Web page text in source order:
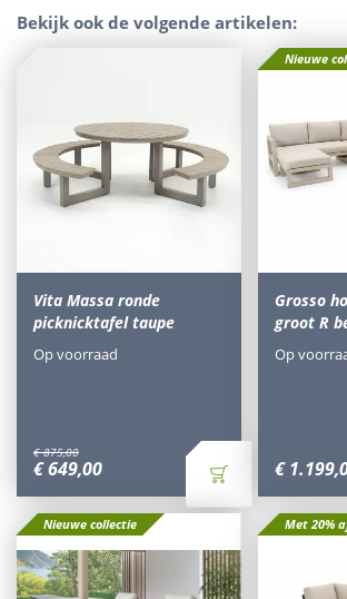
Bekijk ook de volgende artikelen:
Vita Massa ronde
picknicktafel taupe
€ 875,00
€649,00
Op voorraad
Nieuwe
Grosso
groot R
€ 1.199,
Op
Nieuwe collectie Met 20%